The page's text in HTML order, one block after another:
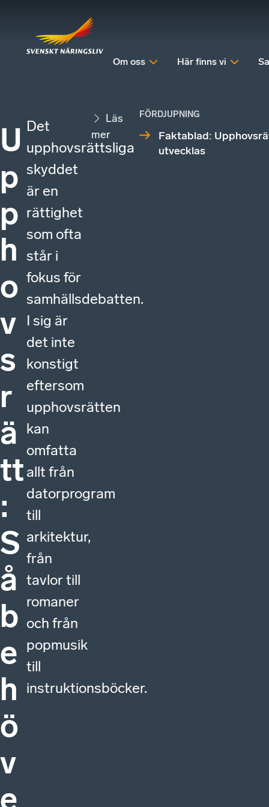
Om oss Här finns vi
U
p
p
h
o
v
s
r
ä
tt
:
S
å
b
e
h
ö
v
e
Det
upphovsrättsliga
skyddet
är en
rättighet
som ofta
står i
fokus för
samhällsdebatten.
I sig är
det inte
konstigt
eftersom
upphovsrätten
kan
omfatta
allt från
datorprogram
till
arkitektur,
från
tavlor till
romaner
och från
popmusik
till
instruktionsböcker.
Läs
mer
FÖRDJUPNING
Faktablad:
utvecklas